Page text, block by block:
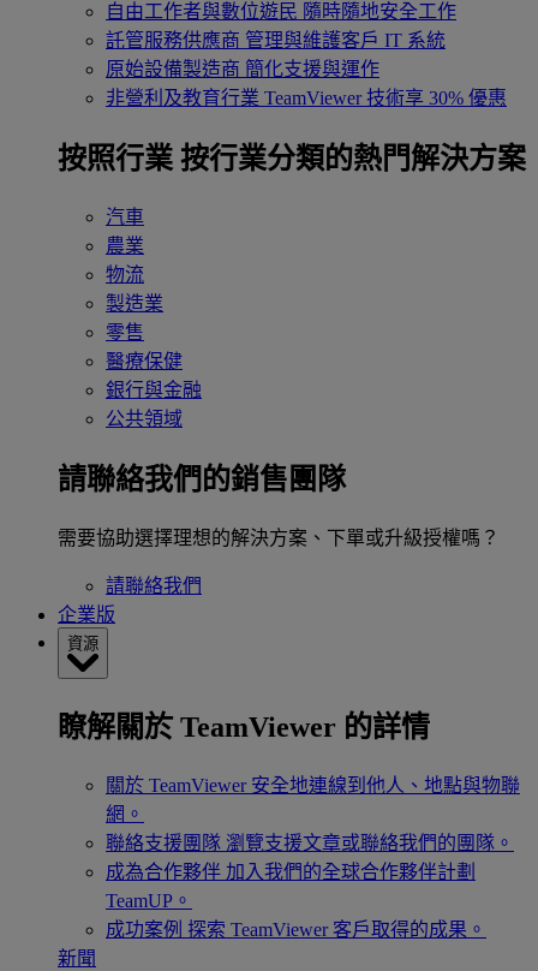
自由工作者與數位遊民 隨時隨地安全工作
託管服務供應商 管理與維護客戶 IT 系統
原始設備製造商 簡化支援與運作
非營利及教育行業 TeamViewer 技術享 30% 優惠
按照行業 按行業分類的熱門解決方案
汽車
農業
物流
製造業
零售
醫療保健
銀行與金融
公共領域
請聯絡我們的銷售團隊
需要協助選擇理想的解決方案、下單或升級授權嗎？
請聯絡我們
企業版
資源
瞭解關於 TeamViewer 的詳情
關於 TeamViewer 安全地連線到他人、地點與物聯
網。
聯絡支援團隊 瀏覽支援文章或聯絡我們的團隊。
成為合作夥伴 加入我們的全球合作夥伴計劃
TeamUP。
成功案例 探索 TeamViewer 客戶取得的成果。
新聞